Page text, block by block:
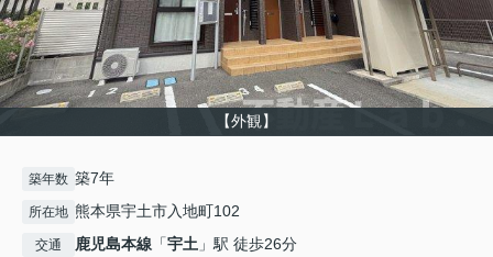
【外観】
築年数 築7年
所在地 熊本県宇土市入地町102
交通 鹿児島本線 「宇土 」駅 徒歩26分